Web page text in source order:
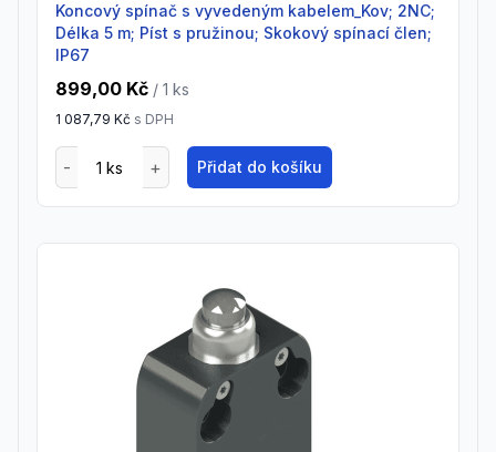
Koncový spínač s vyvedeným kabelem_Kov; 2NC;
Délka 5 m; Píst s pružinou; Skokový spínací člen;
IP67
899,00 Kč / 1 ks
1 087,79 Kč s DPH
Přidat do košíku